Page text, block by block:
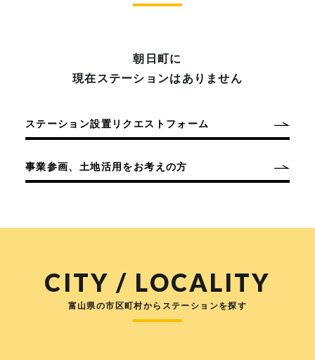
朝日町に
現在ステーションはありません
ステーション設置リクエストフォーム
事業参画、土地活用をお考えの方
CITY / LOCALITY
富山県の市区町村からステーションを探す